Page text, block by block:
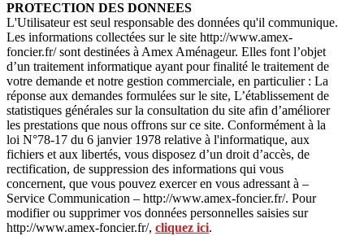
PROTECTION DES DONNEES
L'Utilisateur est seul responsable des données qu'il communique.
Les informations collectées sur le site http://www.amex-
foncier.fr/ sont destinées à Amex Aménageur. Elles font l’objet
d’un traitement informatique ayant pour finalité le traitement de
votre demande et notre gestion commerciale, en particulier : La
réponse aux demandes formulées sur le site, L’établissement de
statistiques générales sur la consultation du site afin d’améliorer
les prestations que nous offrons sur ce site. Conformément à la
loi N°78-17 du 6 janvier 1978 relative à l'informatique, aux
fichiers et aux libertés, vous disposez d’un droit d’accès, de
rectification, de suppression des informations qui vous
concernent, que vous pouvez exercer en vous adressant à –
Service Communication – http://www.amex-foncier.fr/. Pour
modifier ou supprimer vos données personnelles saisies sur
http://www.amex-foncier.fr/, cliquez ici.